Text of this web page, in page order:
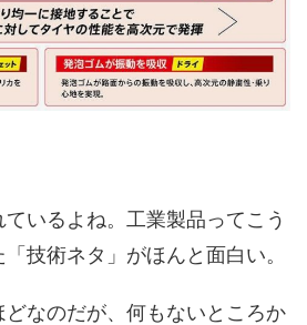
いるよね。工業製品ってこう
技術ネタ」がほんと面白い。
なのだが、何もないところか